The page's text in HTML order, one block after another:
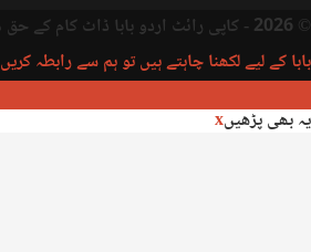
© 2026 - کاپی رائٹ اردو بابا ڈاٹ کام کے حق میں محفوظ ہے
بابا کے لیے لکھنا چاہتے ہیں تو ہم سے رابطہ کریں
یہ بھی پڑھیںx